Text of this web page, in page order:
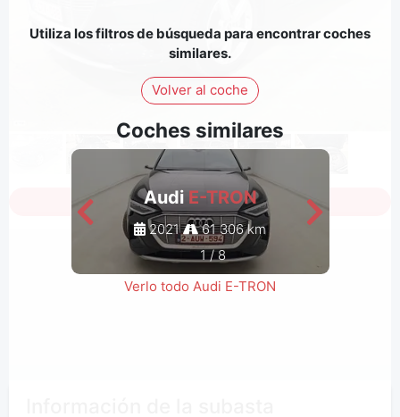
Utiliza los filtros de búsqueda para encontrar coches
similares.
Volver al coche
Coches similares
Audi E-TRON
2021
61 306 km
1/8
Verlo todo Audi E-TRON
Inicia sesión para ver todas las fotos